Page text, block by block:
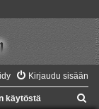
Kirjaudu sisään
käytöstä